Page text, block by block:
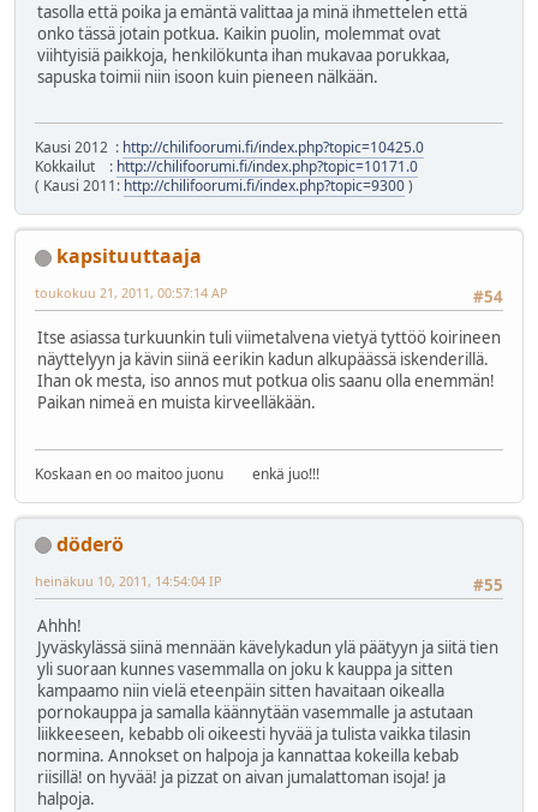
tasolla että poika ja emäntä valittaa ja minä ihmettelen että
onko tässä jotain potkua. Kaikin puolin, molemmat ovat
viihtyisiä paikkoja, henkilökunta ihan mukavaa porukkaa,
sapuska toimii niin isoon kuin pieneen nälkään.
Kausi 2012 : http://chilifoorumi.fi/index.php?topic=10425.0
Kokkailut : http://chilifoorumi.fi/index.php?topic=10171.0
( Kausi 2011: http://chilifoorumi.fi/index.php?topic=9300)
kapsituuttaaja
#54
toukokuu 21, 2011, 00:57:14 AP
Itse asiassa turkuunkin tuli viimetalvena vietyä tyttöö koirineen
näyttelyyn ja kävin siinä eerikin kadun alkupäässä iskenderillä.
Ihan ok mesta, iso annos mut potkua olis saanu olla enemmän!
Paikan nimeä en muista kirveelläkään.
Koskaan en oo maitoo juonu enkä juo!!!
döderö
#55
heinäkuu 10, 2011, 14:54:04 IP
Ahhh!
Jyväskylässä siinä mennään kävelykadun ylä päätyyn ja siitä tien
yli suoraan kunnes vasemmalla on joku k kauppa ja sitten
kampaamo niin vielä eteenpäin sitten havaitaan oikealla
pornokauppa ja samalla käännytään vasemmalle ja astutaan
liikkeeseen, kebabb oli oikeesti hyvää ja tulista vaikka tilasin
normina. Annokset on halpoja ja kannattaa kokeilla kebab
riisillä! on hyvää! ja pizzat on aivan jumalattoman isoja! ja
halpoja.